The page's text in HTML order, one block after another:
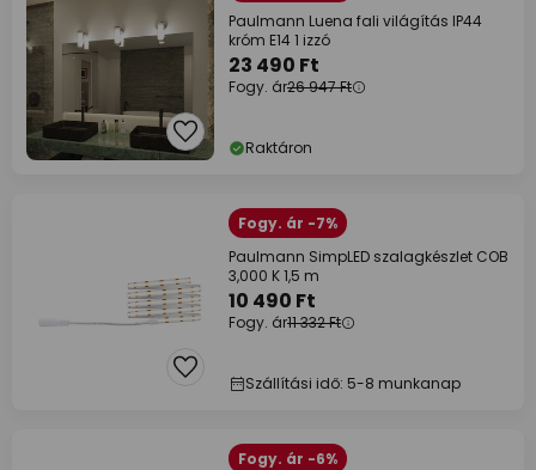
Paulmann Luena fali világítás IP44
króm E14 1 izzó
23 490 Ft
Fogy. ár26 947 Ft
Raktáron
Fogy. ár -7%
Paulmann SimpLED szalagkészlet COB
3,000 K 1,5 m
10 490 Ft
Fogy. ár11 332 Ft
Szállítási idő: 5-8 munkanap
Fogy. ár -6%